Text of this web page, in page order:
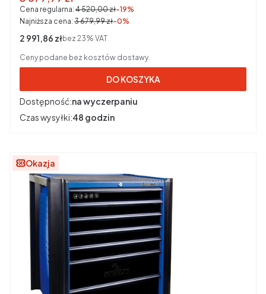
Cena regularna: 4 520,00 zł-19%
Najniższa cena: 3 679,99 zł-0%
Cena netto
2 991,86 złbez 23% VAT
Ceny podane bez kosztów dostawy.
DO KOSZYKA
Dostępność:na wyczerpaniu
Czas wysyłki:48 godzin
Okazja